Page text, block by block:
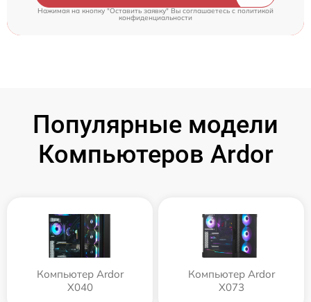
Нажимая на кнопку "Оставить заявку" Вы соглашаетесь cполитикой
конфиденциальности
Популярные модели
Компьютеров Ardor
Компьютер Ardor
X040
Компьютер Ardor
X073